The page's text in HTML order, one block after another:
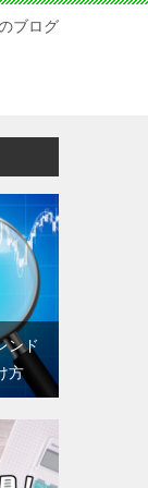
ブログ
ンド
方